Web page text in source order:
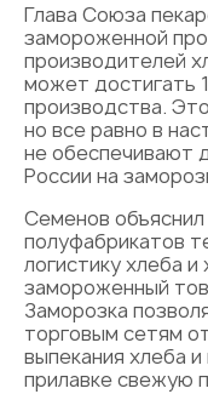
Глава Союза
замороженной
производителей
может достигать
производства.
но все равно в
не обеспечивают
России на
Семенов
полуфабрикатов
логистику хлеба
замороженный
Заморозка
торговым сетям
выпекания хлеба
прилавке свежую